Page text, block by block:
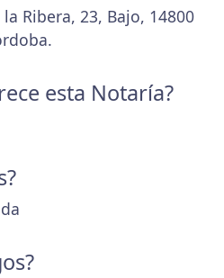
Ribera, 23, Bajo, 14800
esta Notaría?